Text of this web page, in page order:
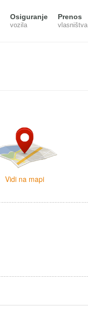
Osiguranje
vozila
Prenos
vlasništva
Vidi na mapi